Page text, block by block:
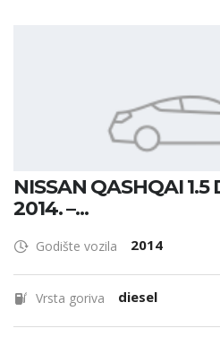
NISSAN QASHQAI
2014. –...
Godište vozila 2014
Vrsta goriva diesel